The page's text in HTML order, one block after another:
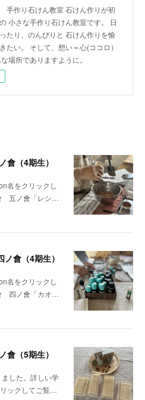
手作り石けん教室 石けん作りが初
小さな手作り石けん教室です。 日
たり、のんびりと 石けん作りを愉
たい。 そして、想い＝心(ココロ）
場所でありますように。
（4期生）
名をクリックし
五ノ會「レシ…
會（4期生）
名をクリックし
四ノ會「カオ…
（5期生）
した。詳しい学
ックしてご覧…